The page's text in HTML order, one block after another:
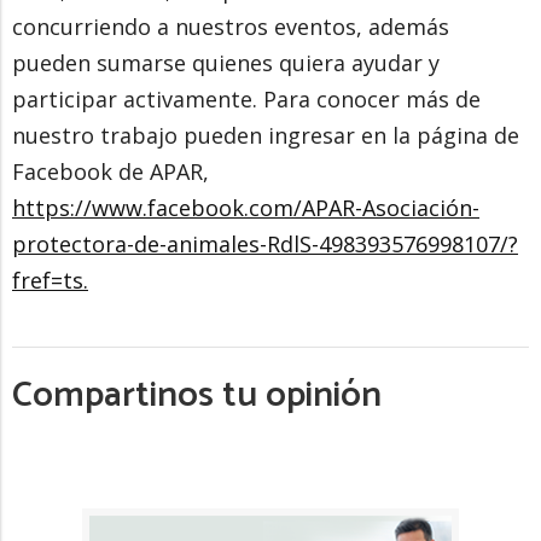
concurriendo a nuestros eventos, además
pueden sumarse quienes quiera ayudar y
participar activamente. Para conocer más de
nuestro trabajo pueden ingresar en la página de
Facebook de APAR,
https://www.facebook.com/APAR-Asociación-
protectora-de-animales-RdlS-498393576998107/?
fref=ts.
Compartinos tu opinión